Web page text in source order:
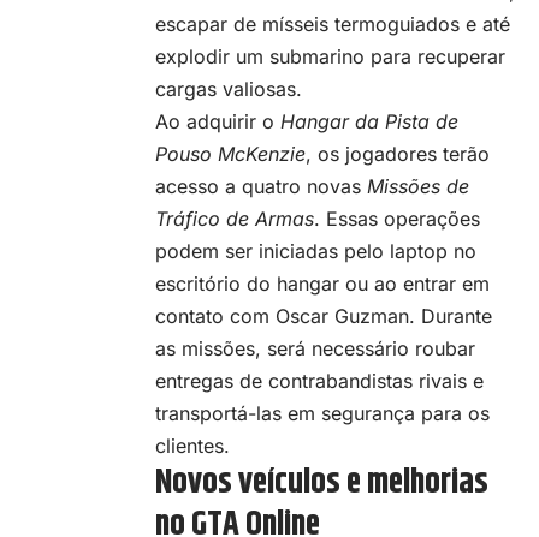
escapar de mísseis termoguiados e até
explodir um submarino para recuperar
cargas valiosas.
Ao adquirir o Hangar da Pista de
Pouso McKenzie, os jogadores terão
acesso a quatro novas Missões de
Tráfico de Armas. Essas operações
podem ser iniciadas pelo laptop no
escritório do hangar ou ao entrar em
contato com Oscar Guzman. Durante
as missões, será necessário roubar
entregas de contrabandistas rivais e
transportá-las em segurança para os
clientes.
Novos veículos e melhorias
no GTA Online